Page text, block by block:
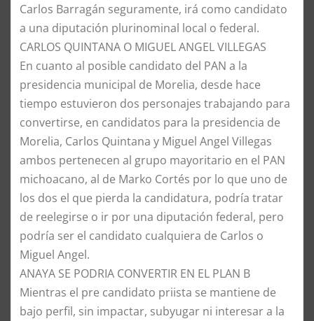
Carlos Barragán seguramente, irá como candidato
a una diputación plurinominal local o federal.
CARLOS QUINTANA O MIGUEL ANGEL VILLEGAS
En cuanto al posible candidato del PAN a la
presidencia municipal de Morelia, desde hace
tiempo estuvieron dos personajes trabajando para
convertirse, en candidatos para la presidencia de
Morelia, Carlos Quintana y Miguel Angel Villegas
ambos pertenecen al grupo mayoritario en el PAN
michoacano, al de Marko Cortés por lo que uno de
los dos el que pierda la candidatura, podría tratar
de reelegirse o ir por una diputación federal, pero
podría ser el candidato cualquiera de Carlos o
Miguel Angel.
ANAYA SE PODRIA CONVERTIR EN EL PLAN B
Mientras el pre candidato priista se mantiene de
bajo perfil, sin impactar, subyugar ni interesar a la